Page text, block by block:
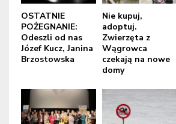
OSTATNIE
POŻEGNANIE:
Odeszli od nas
Józef Kucz, Janina
Brzostowska
Nie kupuj,
adoptuj.
Zwierzęta z
Wągrowca
czekają na nowe
domy